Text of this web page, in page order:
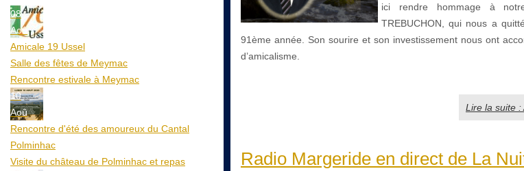
08
Aoû
Amicale 19 Ussel
Salle des fêtes de Meymac
Rencontre estivale à Meymac
10
Aoû
Rencontre d'été des amoureux du Cantal
Polminhac
Visite du château de Polminhac et repas
ici rendre hommage à
TREBUCHON, qui nous a
91ème année. Son sourire et son investissement nous ont
d’amicalisme.
Lire la suite :
Radio Margeride en direct de La